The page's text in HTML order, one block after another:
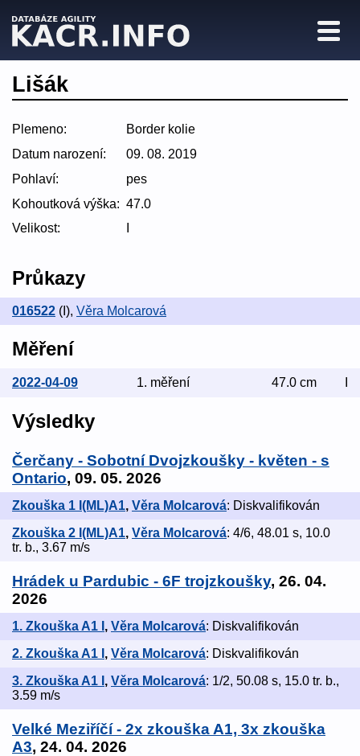
Lišák
Plemeno:
Border kolie
Datum narození:
09. 08. 2019
Pohlaví:
pes
Kohoutková výška: 47.0
Velikost:
Průkazy
016522 (I), Věra Molcarová
Měření
2022-04-09 1. měření 47.0 cm
Výsledky
Čerčany - Sobotní Dvojzkoušky - květen - s
Ontario, 09. 05. 2026
Zkouška 1 I(ML)A1, Věra Molcarová: Diskvalifikován
Zkouška 2 I(ML)A1, Věra Molcarová: 4/6, 48.01 s, 10.0
tr. b., 3.67 m/s
Hrádek u Pardubic - 6F trojzkoušky, 26. 04.
2026
1. Zkouška A1 I , Věra Molcarová: Diskvalifikován
2. Zkouška A1 I , Věra Molcarová: Diskvalifikován
3. Zkouška A1 I , Věra Molcarová: 1/2, 50.08 s, 15.0 tr. b.,
3.59 m/s
Velké Meziříčí - 2x zkouška A1, 3x zkouška
A3, 24. 04. 2026